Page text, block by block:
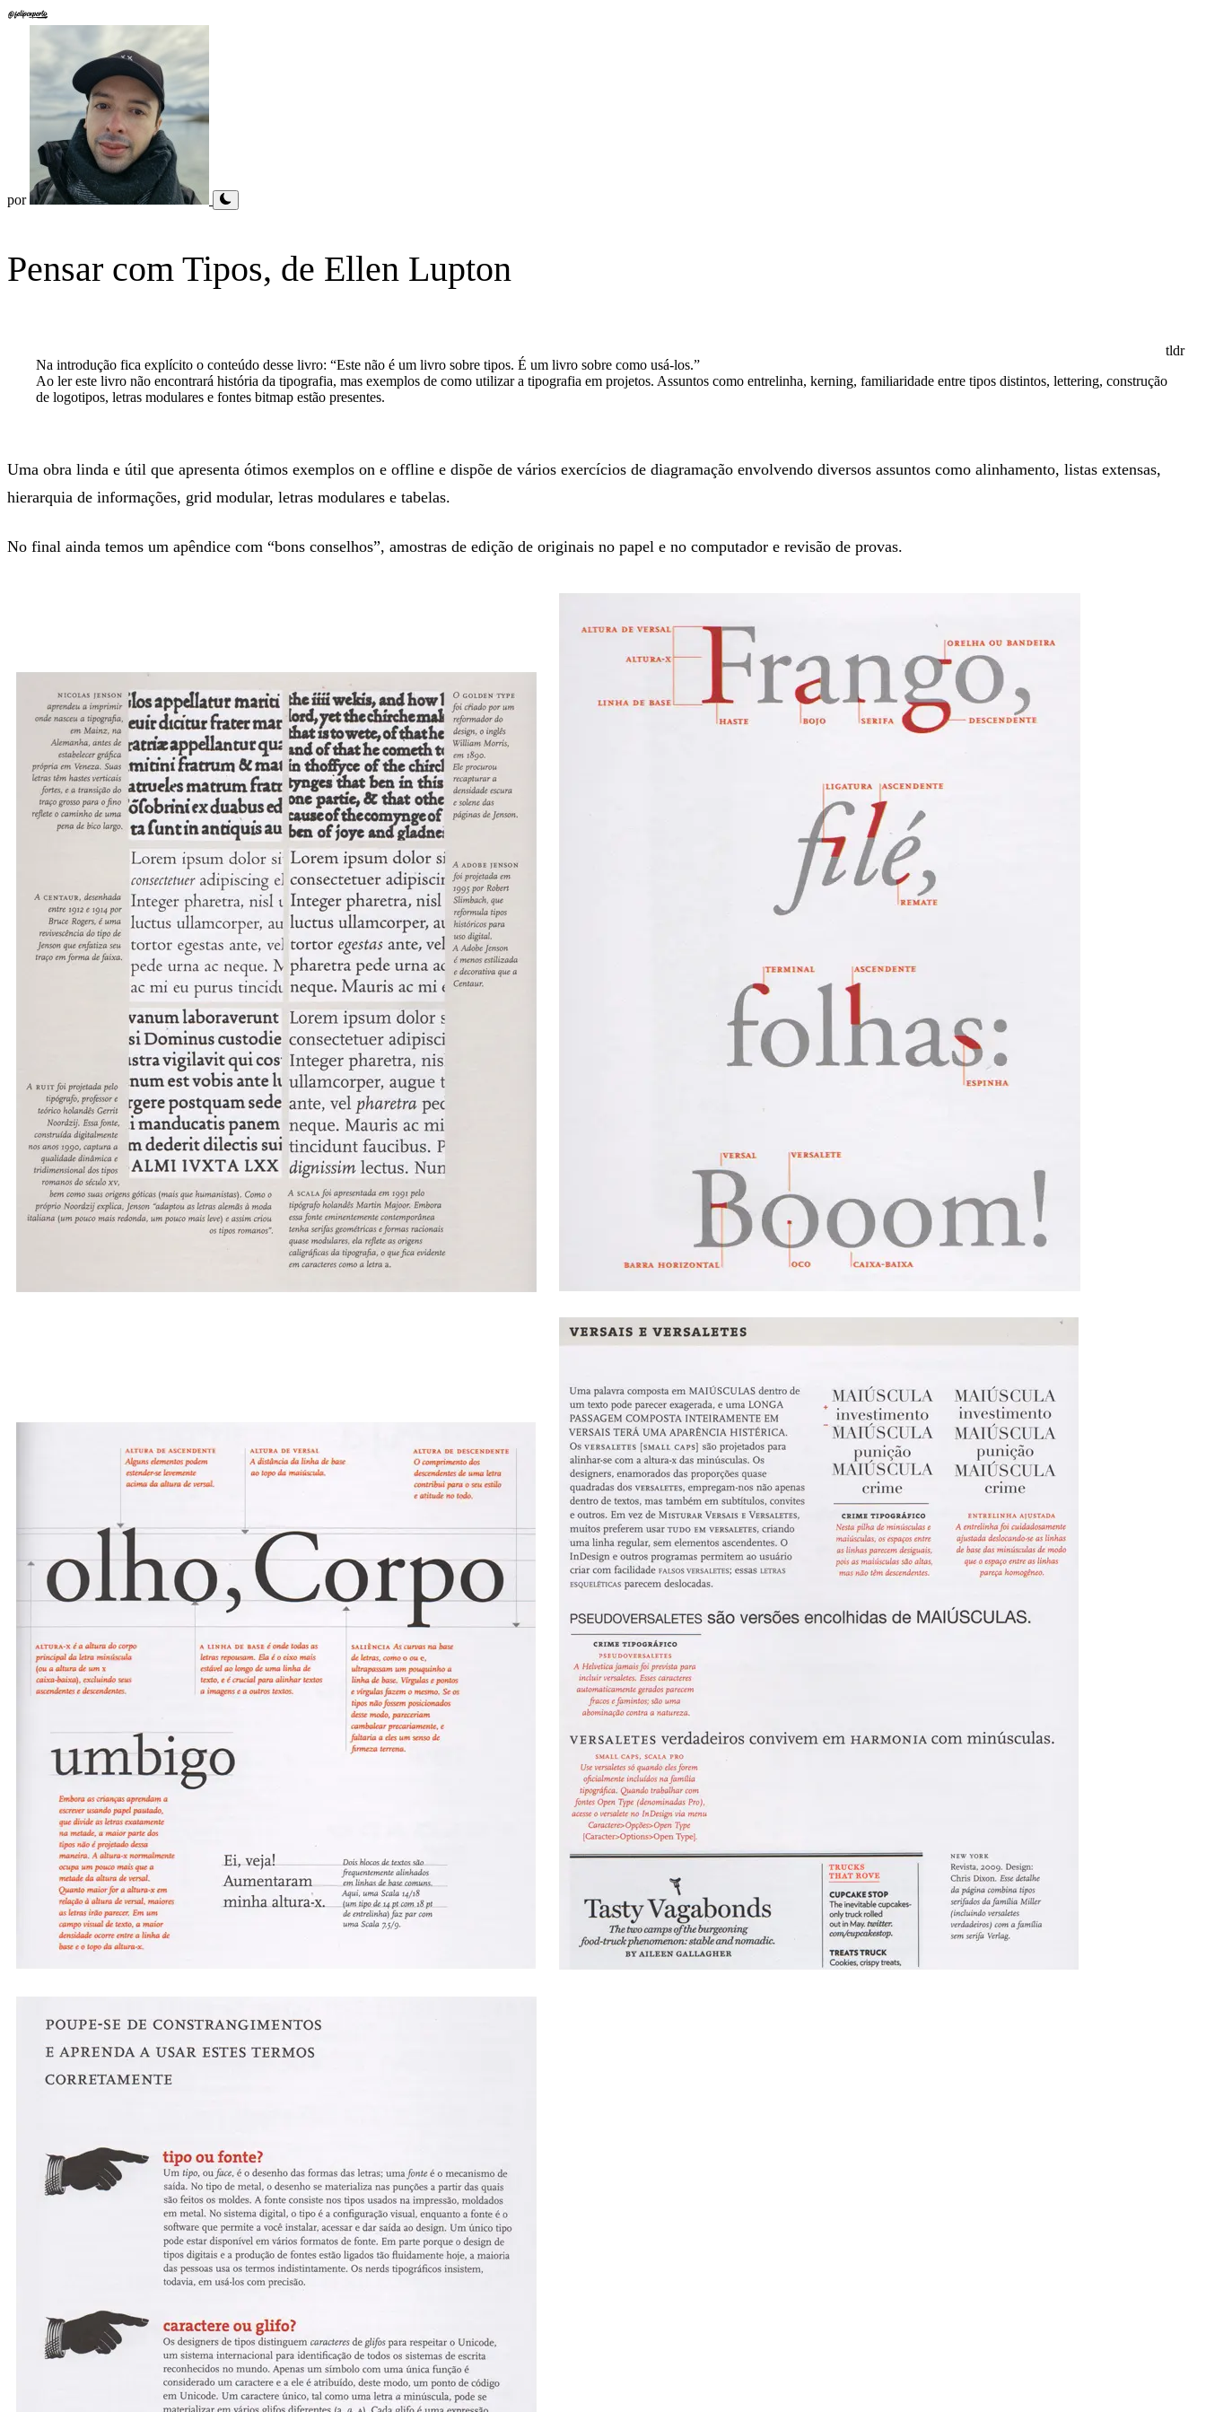
por
Pensar com Tipos, de Ellen Lupton
Na introdução fica explícito o conteúdo desse livro: “Este não é um livro sobre tipos. É um livro sobre como usá-los.”
Ao ler este livro não encontrará história da tipografia, mas exemplos de como utilizar a tipografia em projetos. Assuntos como entrelinha, kerning, familiaridade entre tipos distintos, lettering, construção
de logotipos, letras modulares e fontes bitmap estão presentes.
Uma obra linda e útil que apresenta ótimos exemplos on e offline e dispõe de vários exercícios de diagramação envolvendo diversos assuntos como alinhamento, listas extensas,
hierarquia de informações, grid modular, letras modulares e tabelas.
No final ainda temos um apêndice com “bons conselhos”, amostras de edição de originais no papel e no computador e revisão de provas.